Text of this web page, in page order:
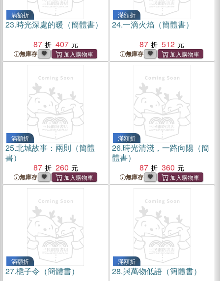
滿額折
23.時光深處的暖（簡體書）
87
407
無庫存
滿額折
24.一滴火焰（簡體書）
87
512
無庫存
滿額折
25.北城故事：兩則（簡體
書）
87
260
無庫存
滿額折
26.時光清淺，一路向陽（簡
體書）
87
360
無庫存
滿額折
27.梔子令（簡體書）
滿額折
28.與萬物低語（簡體書）